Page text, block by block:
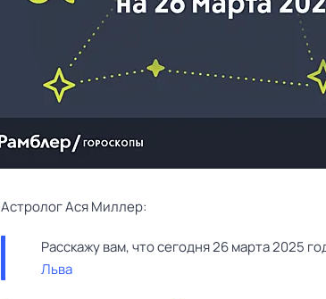
Астролог Ася Миллер:
Льва